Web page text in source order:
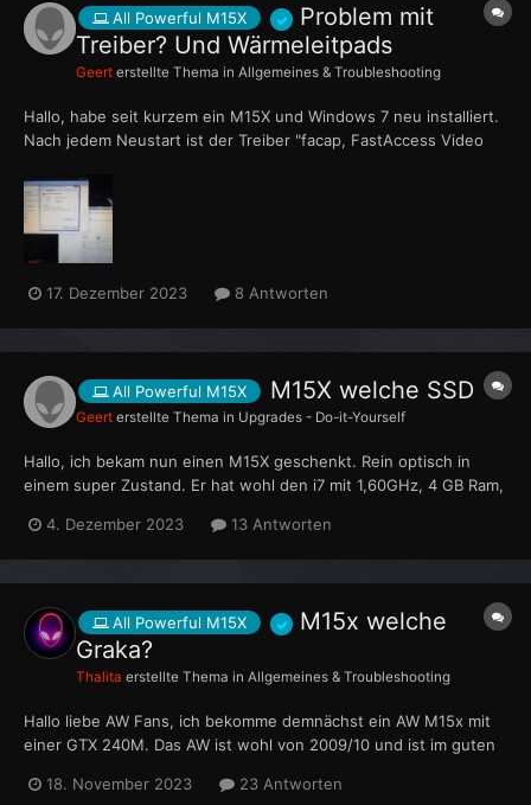
All Powerful M15X
Problem mit
Treiber? Und Wärmeleitpads
Geert erstellte Thema in Allgemeines & Troubleshooting
Hallo, habe seit kurzem ein M15X und Windows 7 neu installiert.
Nach jedem Neustart ist der Treiber "facap, FastAccess Video
warum er sich deaktiviert? Außerdem möchte ich ihn demnächst
neue Wärmeleitpaste und Wärmeleitpads ver...
17. Dezember 2023 8 Antworten
All Powerful M15X M15X welche SSD
Geert erstellte Thema in Upgrades - Do-it-Yourself
Hallo, ich bekam nun einen M15X geschenkt. Rein optisch in
einem super Zustand. Er hat wohl den i7 mit 1,60GHz, 4 GB Ram,
1TB SSD verbauen, kann ich da jede nehmen oder muss ich auf
irgendwas achten? Danke
4. Dezember 2023 13 Antworten
All Powerful M15X
M15x welche
Graka?
Thalita erstellte Thema in Allgemeines & Troubleshooting
Hallo liebe AW Fans, ich bekomme demnächst ein AW M15x mit
einer GTX 240M. Das AW ist wohl von 2009/10 und ist im guten
neuerer Grafikkarte und evtl CPU(insofern machbar), da sie
18. November 2023 23 Antworten